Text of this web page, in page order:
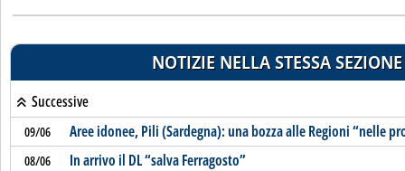
NOTIZIE NELLA STESSA SEZIONE
Successive
09/06 Aree idonee, Pili (Sardegna): una bozza alle Regioni “nelle
08/06 In arrivo il DL “salva Ferragosto”